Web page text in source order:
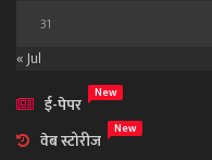
31
« Jul
ई-पेपर
New
वेब स्टोरीज New